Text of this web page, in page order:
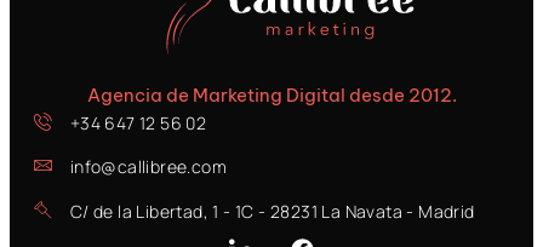
Agencia de Marketing Digital desde 2012.
+34 647 12 56 02
info@callibree.com
C/ de la Libertad, 1 - 1C - 28231 La Navata - Madrid